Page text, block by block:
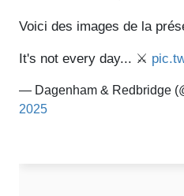
Voici des images de la
It's not every day... ⚔️
— Dagenham & Redbridge
2025